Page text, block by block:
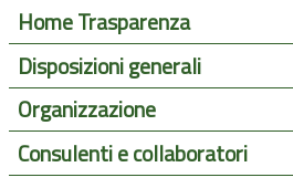
Home Trasparenza
Disposizioni generali
Organizzazione
Consulenti e collaboratori